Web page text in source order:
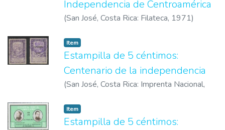
Independencia de Centroamérica
(San José, Costa Rica: Filateca, 1971)
Item
Estampilla de 5 céntimos:
Centenario de la independencia
(San José, Costa Rica: Imprenta Nacional,
Item
Estampilla de 5 céntimos: